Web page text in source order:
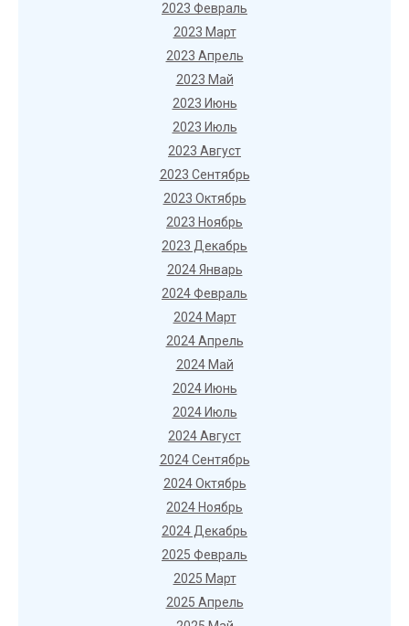
2023 Февраль
2023 Март
2023 Апрель
2023 Май
2023 Июнь
2023 Июль
2023 Август
2023 Сентябрь
2023 Октябрь
2023 Ноябрь
2023 Декабрь
2024 Январь
2024 Февраль
2024 Март
2024 Апрель
2024 Май
2024 Июнь
2024 Июль
2024 Август
2024 Сентябрь
2024 Октябрь
2024 Ноябрь
2024 Декабрь
2025 Февраль
2025 Март
2025 Апрель